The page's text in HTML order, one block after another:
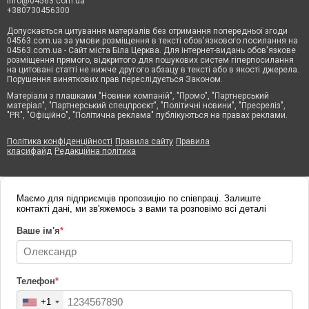
+380730456300
Допускається цитування матеріалів без отримання попередньої згоди
04563.com.ua за умови розміщення в тексті обов'язкового посилання на
04563.com.ua - Сайт міста Біла Церква. Для інтернет-видань обов'язкове
розміщення прямого, відкритого для пошукових систем гіперпосилання
на цитовані статті не нижче другого абзацу в тексті або в якості джерела.
Порушення виняткових прав переслідується Законом.
Матеріали з плашками "Новини компаній", "Промо", "Партнерський
матеріал", "Партнерський спецпроєкт", "Політичні новини", "Пресреліз",
"PR", "Офіційно", "Політична реклама" публікуються на правах реклами.
Політика конфіденційності Правила сайту Правила
класифайд Редакційна політика
Маємо для підприємців пропозицію по співпраці. Залиште
контакті дані, ми зв'яжемось з вами та розповімо всі деталі
Ваше ім'я*
Телефон*
+1